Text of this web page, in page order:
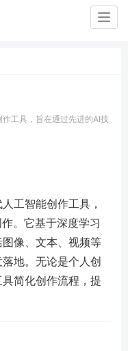
工具，旨在通过先进的AI技
工智能创作工具，
。它基于深度学习
像、文本、视频等
地。无论是个人创
简化创作流程，提